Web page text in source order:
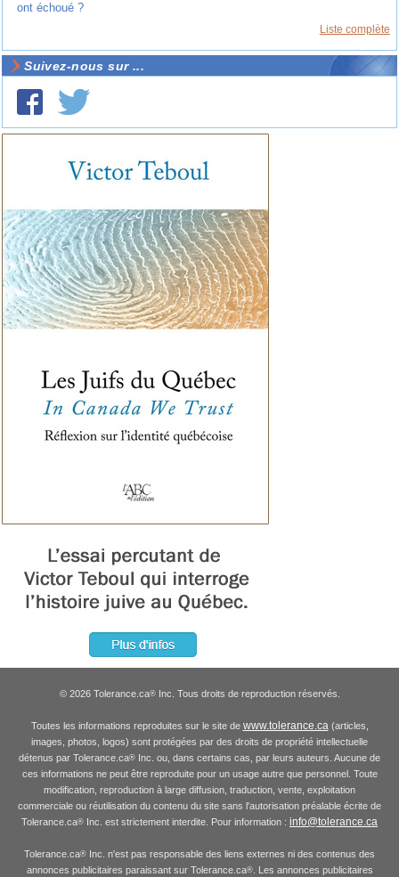
ont échoué ?
Liste complète
Suivez-nous sur ...
© 2026 Tolerance.ca®Inc. Tous droits de reproduction réservés.
Toutes les informations reproduites sur le site de www.tolerance.ca(articles,
images, photos, logos) sont protégées par des droits de propriété intellectuelle
détenus par Tolerance.ca® Inc. ou, dans certains cas, par leurs auteurs. Aucune de
ces informations ne peut être reproduite pour un usage autre que personnel. Toute
modification, reproduction à large diffusion, traduction, vente, exploitation
commerciale ou réutilisation du contenu du site sans l'autorisation préalable écrite de
Tolerance.ca® Inc. est strictement interdite. Pour information : info@tolerance.ca
Tolerance.ca® Inc. n'est pas responsable des liens externes ni des contenus des
annonces publicitaires paraissant sur Tolerance.ca®. Les annonces publicitaires